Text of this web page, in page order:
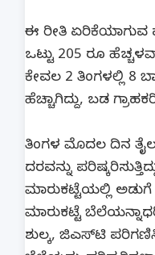
ಈ ರೀತಿ ಏರಿಕೆಯಾಗುವ
ಒಟ್ಟು 205 ರೂ
ಕೇವಲ 2 ತಿಂಗಳಲ್ಲಿ 8
ಹೆಚ್ಚಾಗಿದ್ದು, ಬಡ
ತಿಂಗಳ ಮೊದಲ ದಿನ
ದರವನ್ನು
ಮಾರುಕಟ್ಟೆಯಲ್ಲಿ
ಮಾರುಕಟ್ಟೆ
ಶುಲ್ಕ, ಜಿಎಸ್‌ಟಿ